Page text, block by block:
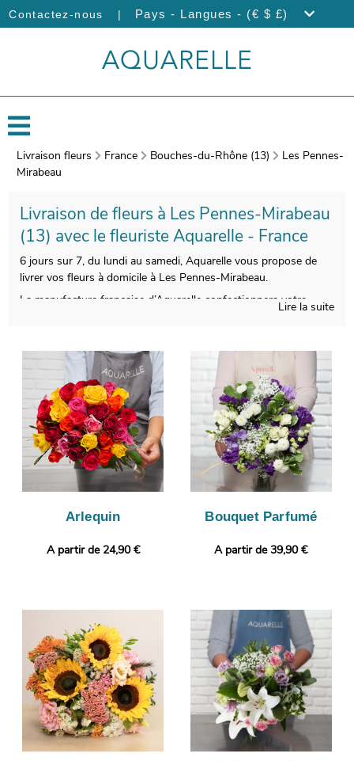
Contactez-nous | Pays - Langues - (€ $ £)
Livraison fleurs France Bouches-du-Rhône (13)
Les Pennes-
Mirabeau
Livraison de fleurs à Les Pennes-Mirabeau
(13) avec le fleuriste Aquarelle - France
6 jours sur 7, du lundi au samedi, Aquarelle vous propose de
livrer vos fleurs à domicile à Les Pennes-Mirabeau.
La manufacture française d’Aquarelle confectionnera votre
prendrons une photo pour vous. Ensuite, nous vous enverrons
ce cliché sur votre boîte mail, avant d’envoyer votre commande
à Les Pennes-Mirabeau, à la personne concernée. Vous voulez
joindre à votre bouquet une touche qui vous ressemble ? Vous
pouvez compléter votre commande avec un message et une
photo imprimée, afin de donner plus de personnalité à votre
cadeau.
Lire la suite
Arlequin
A partir de 24,90 €
Bouquet Parfumé
A partir de 39,90 €